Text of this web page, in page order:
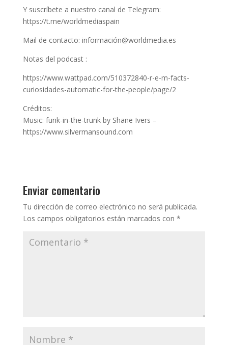
Y suscríbete a nuestro canal de Telegram:
https://t.me/worldmediaspain
Mail de contacto: información@worldmedia.es
Notas del podcast :
https://www.wattpad.com/510372840-r-e-m-facts-
curiosidades-automatic-for-the-people/page/2
Créditos:
Music: funk-in-the-trunk by Shane Ivers –
https://www.silvermansound.com
Enviar comentario
Tu dirección de correo electrónico no será publicada.
Los campos obligatorios están marcados con *